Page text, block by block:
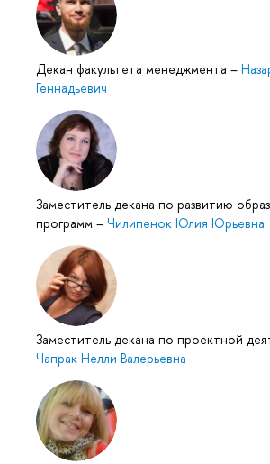
Декан факультета менеджмента –
Геннадьевич
Заместитель декана по развитию
программ – Чилипенок Юлия Юрьевна
Заместитель декана по проектной
Чапрак Нелли Валерьевна